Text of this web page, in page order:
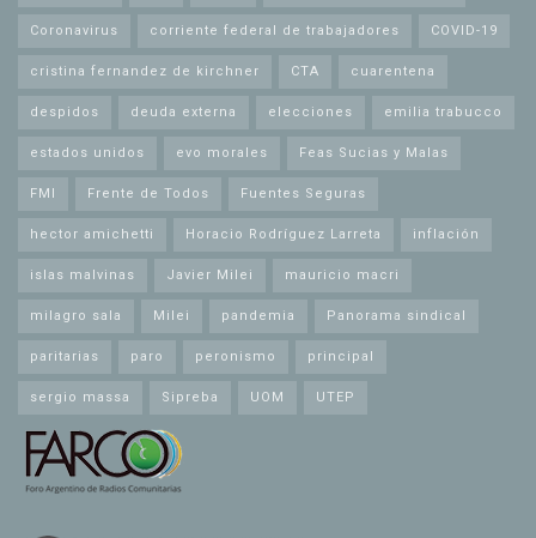
Coronavirus corriente federal de trabajadores COVID-19
cristina fernandez de kirchner CTA cuarentena
despidos deuda externa elecciones emilia trabucco
estados unidos evo morales Feas Sucias y Malas
FMI Frente de Todos Fuentes Seguras
hector amichetti Horacio Rodríguez Larreta inflación
islas malvinas Javier Milei mauricio macri
milagro sala Milei pandemia Panorama sindical
paritarias paro peronismo principal
sergio massa Sipreba UOM UTEP